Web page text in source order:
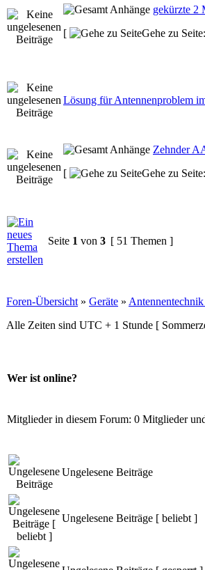
gekürzte 2
[
Gehe zu Seite:
Lösung für Antennenproblem
Zehnder
[
Gehe zu Seite:
Seite 1 von 3 [ 51 Themen ]
Foren-Übersicht » Geräte »
Alle Zeiten sind UTC + 1 Stunde [
Wer ist online?
Mitglieder in diesem Forum: 0 Mitglieder
Ungelesene Beiträge
Ungelesene Beiträge [ beliebt ]